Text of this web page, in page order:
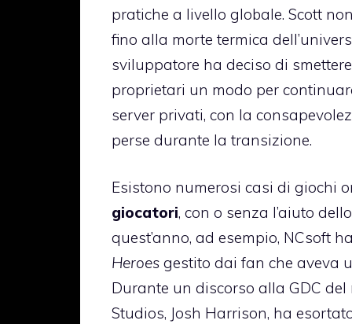
pratiche a livello globale. Scott
fino alla morte termica
sviluppatore ha deciso di
proprietari un modo per
server privati, con la
perse durante la transizione.
Esistono numerosi casi di giochi
giocatori, con o senza l’aiuto
quest’anno, ad esempio, NCsoft
Heroes gestito dai fan che aveva
Durante un discorso alla GDC
Studios, Josh Harrison, ha